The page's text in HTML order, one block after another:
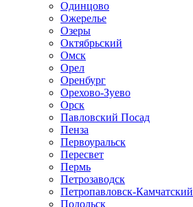
Одинцово
Ожерелье
Озеры
Октябрьский
Омск
Орел
Оренбург
Орехово-Зуево
Орск
Павловский Посад
Пенза
Первоуральск
Пересвет
Пермь
Петрозаводск
Петропавловск-Камчатский
Подольск